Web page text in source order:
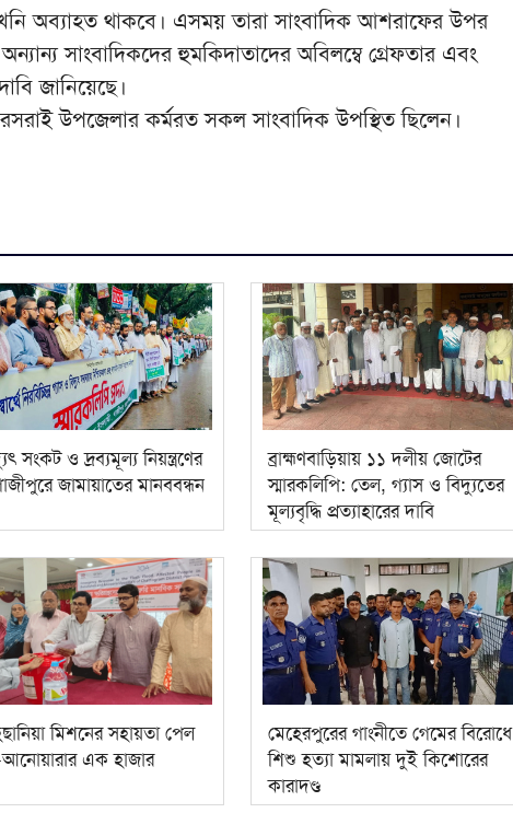
অব্যাহত থাকবে। এসময় তারা সাংবাদিক আশরাফের উপর
সাংবাদিকদের হুমকিদাতাদের অবিলম্বে গ্রেফতার এবং
জানিয়েছে।
উপজেলার কর্মরত সকল সাংবাদিক উপস্থিত ছিলেন।
সংকট ও দ্রব্যমূল্য নিয়ন্ত্রণের
জামায়াতের মানববন্ধন
ব্রাহ্মণবাড়িয়ায় ১১ দলীয় জোটের
স্মারকলিপি: তেল, গ্যাস ও বিদ্যুতের
মূল্যবৃদ্ধি প্রত্যাহারের দাবি
মিশনের সহায়তা পেল
আনোয়ারার এক হাজার
মেহেরপুরের গাংনীতে গেমের বিরোধে
শিশু হত্যা মামলায় দুই কিশোরের
কারাদণ্ড